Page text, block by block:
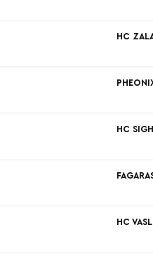
HC
HC
HC